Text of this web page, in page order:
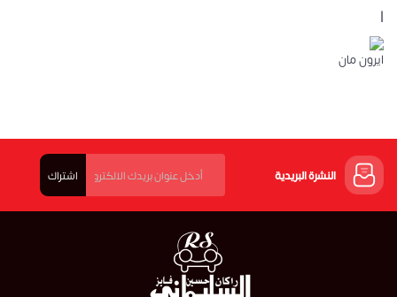
ا
ايرون مان
النشرة البريدية اشتراك